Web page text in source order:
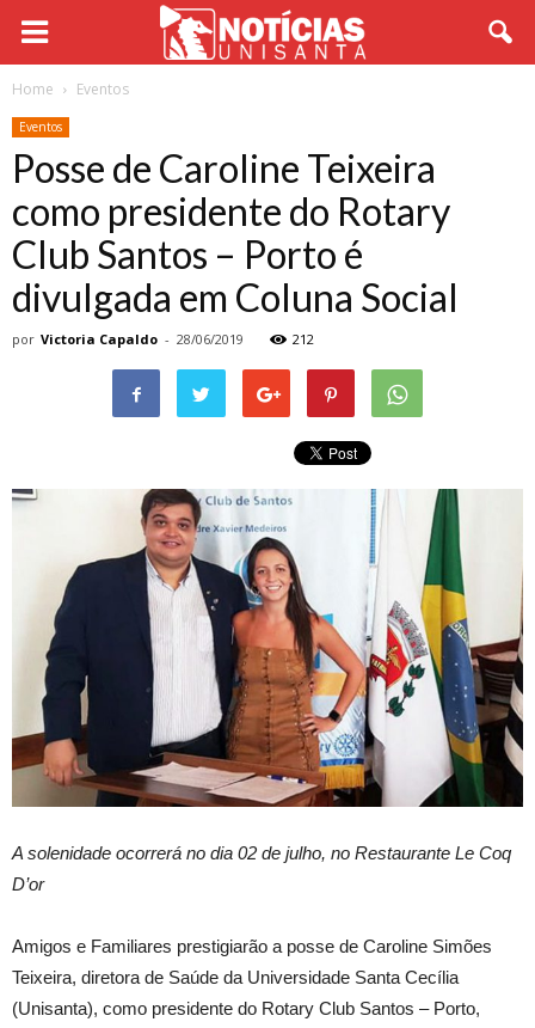
Home Eventos
Eventos
Posse de Caroline Teixeira
como presidente do Rotary
Club Santos – Porto é
divulgada em Coluna Social
por Victoria Capaldo - 28/06/2019 212
A solenidade ocorrerá no dia 02 de julho, no Restaurante Le Coq
D’or
Amigos e Familiares prestigiarão a posse de Caroline Simões
Teixeira, diretora de Saúde da Universidade Santa Cecília
(Unisanta), como presidente do Rotary Club Santos – Porto,